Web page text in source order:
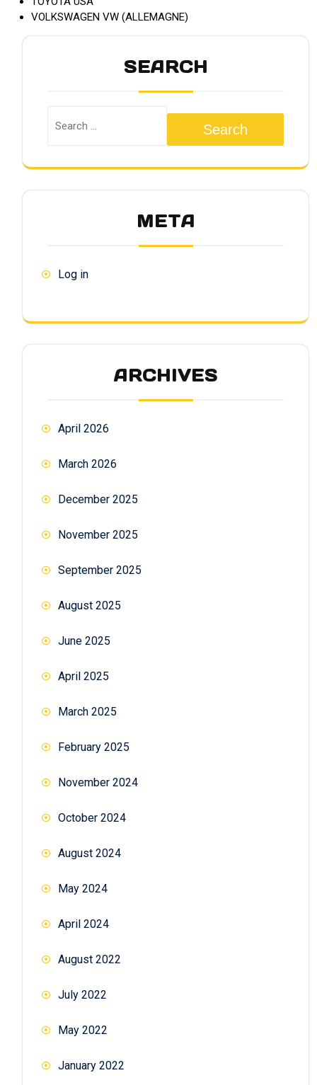
VOLKSWAGEN VW (ALLEMAGNE)
SEARCH
Search
META
Log in
ARCHIVES
April 2026
March 2026
December 2025
November 2025
September 2025
August 2025
June 2025
April 2025
March 2025
February 2025
November 2024
October 2024
August 2024
May 2024
April 2024
August 2022
July 2022
May 2022
January 2022